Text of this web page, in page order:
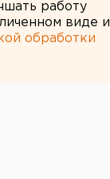
работу
виде и
обработки